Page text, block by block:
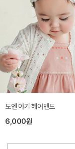
도엔 아기 헤어밴드
6,000원